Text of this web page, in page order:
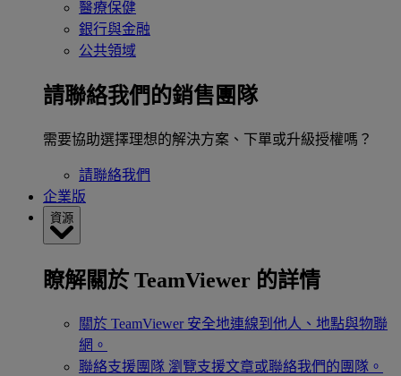
醫療保健
銀行與金融
公共領域
請聯絡我們的銷售團隊
需要協助選擇理想的解決方案、下單或升級授權嗎？
請聯絡我們
企業版
資源
瞭解關於 TeamViewer 的詳情
關於 TeamViewer 安全地連線到他人、地點與物聯
網。
聯絡支援團隊 瀏覽支援文章或聯絡我們的團隊。